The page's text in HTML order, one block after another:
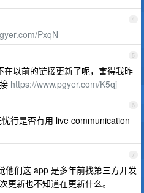
4
PxqN
5
在以前的链接更新了呢，害得我昨
https://www.pgyer.com/K5qj
6
行是否有用 live communication
7
他们这 app 是多年前找第三方开发
更新也不知道在更新什么。